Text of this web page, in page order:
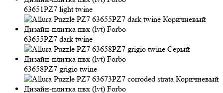
63651PZ7 light twine
63655PZ7 dark twine
63658PZ7 grigio twine